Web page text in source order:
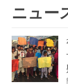
ニュー